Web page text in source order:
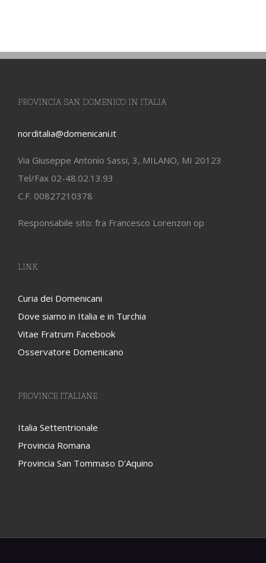
PROVINCIA SAN DOMENICO IN ITALIA
norditalia@domenicani.it
Via Giuseppe Antonio Sassi, 3, MILANO, MI 20123
Tel/Fax 02-48.02.13.93
C.F. 00827210378
Responsabile sito: fra Francesco Lorenzon op
LINK
Curia dei Domenicani
Dove siamo in Italia e in Turchia
Vitae Fratrum Facebook
Osservatore Domenicano
PROVINCE ITALIANE
Italia Settentrionale
Provincia Romana
Provincia San Tommaso D'Aquino